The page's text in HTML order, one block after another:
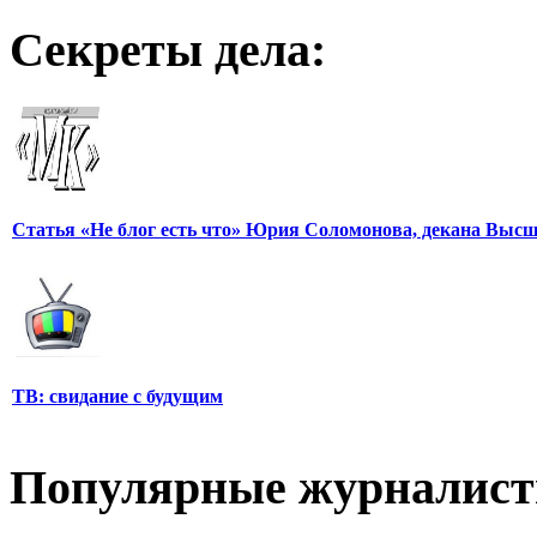
Секреты дела:
Статья «Не блог есть что» Юрия Соломонова, декана
ТВ: свидание с будущим
Популярные